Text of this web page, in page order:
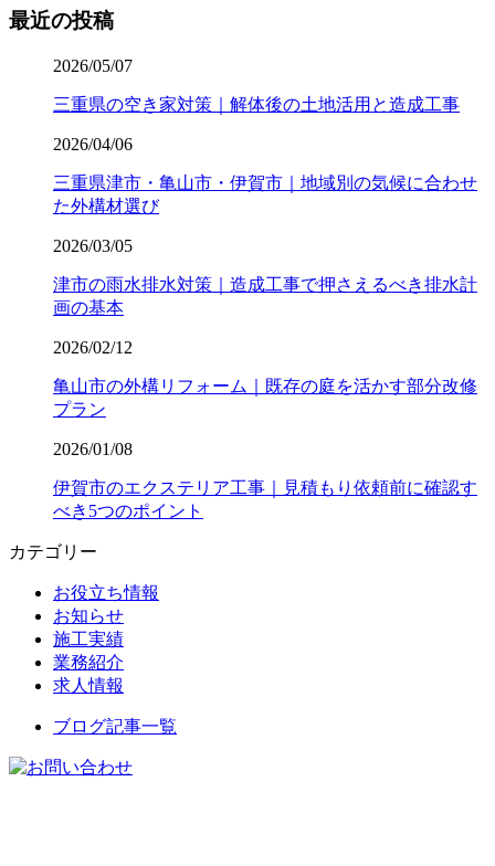
最近の投稿
2026/05/07
三重県の空き家対策｜解体後の土地活用と造成工事
2026/04/06
三重県津市・亀山市・伊賀市｜地域別の気候に合わせ
た外構材選び
2026/03/05
津市の雨水排水対策｜造成工事で押さえるべき排水計
画の基本
2026/02/12
亀山市の外構リフォーム｜既存の庭を活かす部分改修
プラン
2026/01/08
伊賀市のエクステリア工事｜見積もり依頼前に確認す
べき5つのポイント
カテゴリー
お役立ち情報
お知らせ
施工実績
業務紹介
求人情報
ブログ記事一覧